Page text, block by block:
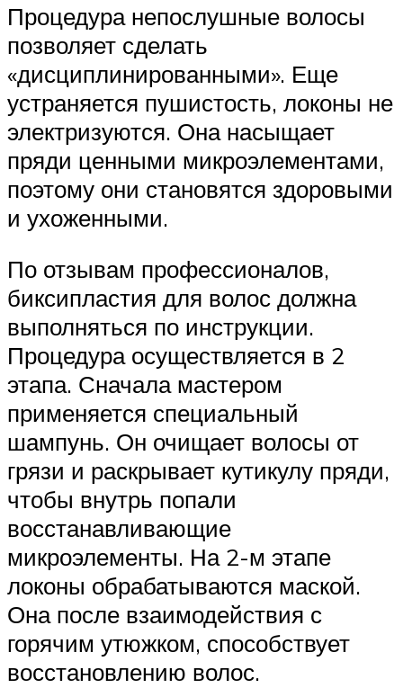
Процедура непослушные волосы
позволяет сделать
«дисциплинированными». Еще
устраняется пушистость, локоны не
электризуются. Она насыщает
пряди ценными микроэлементами,
поэтому они становятся здоровыми
и ухоженными.
По отзывам профессионалов,
биксипластия для волос должна
выполняться по инструкции.
Процедура осуществляется в 2
этапа. Сначала мастером
применяется специальный
шампунь. Он очищает волосы от
грязи и раскрывает кутикулу пряди,
чтобы внутрь попали
восстанавливающие
микроэлементы. На 2-м этапе
локоны обрабатываются маской.
Она после взаимодействия с
горячим утюжком, способствует
восстановлению волос.